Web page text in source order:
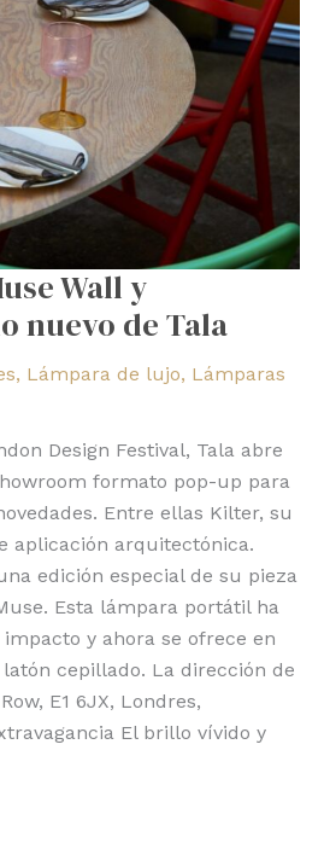
Wall y
nuevo de Tala
, Lámpara de lujo, Lámparas
Design Festival, Tala abre
formato pop-up para
Entre ellas Kilter, su
aplicación arquitectónica.
edición especial de su pieza
Esta lámpara portátil ha
y ahora se ofrece en
cepillado. La dirección de
E1 6JX, Londres,
El brillo vívido y